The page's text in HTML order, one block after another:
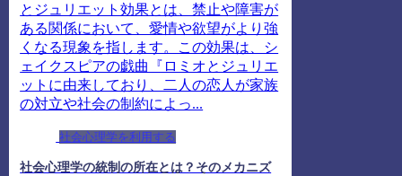
とジュリエット効果とは、禁止や障害が
ある関係において、愛情や欲望がより強
くなる現象を指します。この効果は、シ
ェイクスピアの戯曲『ロミオとジュリエ
ットに由来しており、二人の恋人が家族
の対立や社会の制約によっ...
社会心理学を利用する
社会心理学の統制の所在とは？そのメカニズ